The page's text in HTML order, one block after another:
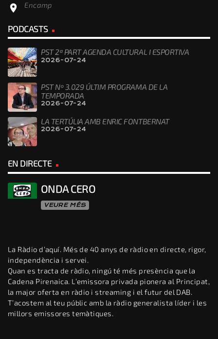
location_on Encamp
PODCASTS
PST 2ª PART AGENDA CULTURAL I ESPORTIVA
2026-07-24
PST Nº 3.029 ÚLTIM PROGRAMA DE LA
TEMPORADA
2026-07-24
LA TERTÚLIA AMB ENRIC FONTBERNAT
2026-07-24
EN DIRECTE
ONDA CERO
VEURE MÉS
La Ràdio d’aquí. Més de 40 anys de ràdio en directe, rigor,
independència i servei.
Quan es tracta de ràdio, ningú té més presència que la
Cadena Pirenaica. L’emissora privada pionera al Principat,
la major oferta en ràdio i streaming i el futur del DAB.
T’acostem al teu públic amb la ràdio generalista líder i les
millors emissores temàtiques.